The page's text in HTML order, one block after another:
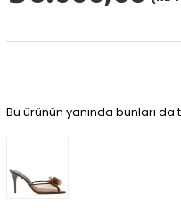
Bu ürünün yanında bunları